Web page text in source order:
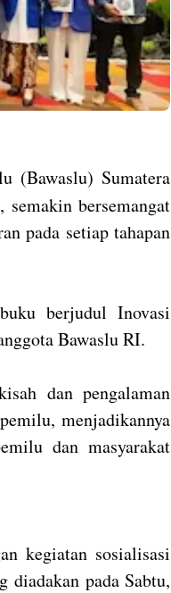
(Bawaslu) Sumatera
bersemangat
pada setiap tahapan
berjudul Inovasi
Bawaslu RI.
dan pengalaman
menjadikannya
dan masyarakat
kegiatan sosialisasi
diadakan pada Sabtu,